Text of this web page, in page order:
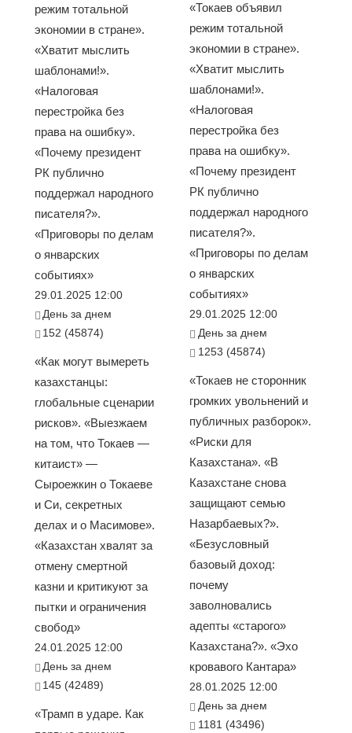
режим тотальной
экономии в стране».
«Хватит мыслить
шаблонами!».
«Налоговая
перестройка без
права на ошибку».
«Почему президент
РК публично
поддержал народного
писателя?».
«Приговоры по делам
о январских
событиях»
29.01.2025 12:00
День за днем
152 (45874)
«Как могут вымереть
казахстанцы:
глобальные сценарии
рисков». «Выезжаем
на том, что Токаев —
китаист» —
Сыроежкин о Токаеве
и Си, секретных
делах и о Масимове».
«Казахстан хвалят за
отмену смертной
казни и критикуют за
пытки и ограничения
свобод»
24.01.2025 12:00
День за днем
145 (42489)
«Трамп в ударе. Как
«Токаев объявил
режим тотальной
экономии в стране».
«Хватит мыслить
шаблонами!».
«Налоговая
перестройка без
права на ошибку».
«Почему президент
РК публично
поддержал народного
писателя?».
«Приговоры по делам
о январских
событиях»
29.01.2025 12:00
День за днем
1253 (45874)
«Токаев не сторонник
громких увольнений и
публичных разборок».
«Риски для
Казахстана». «В
Казахстане снова
защищают семью
Назарбаевых?».
«Безусловный
базовый доход:
почему
заволновались
адепты «старого»
Казахстана?». «Эхо
кровавого Кантара»
28.01.2025 12:00
День за днем
1181 (43496)